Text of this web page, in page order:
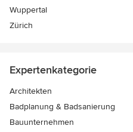
Wuppertal
Zürich
Expertenkategorie
Architekten
Badplanung & Badsanierung
Bauunternehmen